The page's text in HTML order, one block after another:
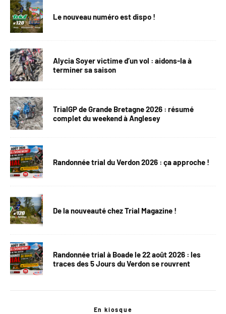
Le nouveau numéro est dispo !
Alycia Soyer victime d’un vol : aidons-la à
terminer sa saison
TrialGP de Grande Bretagne 2026 : résumé
complet du weekend à Anglesey
Randonnée trial du Verdon 2026 : ça approche !
De la nouveauté chez Trial Magazine !
Randonnée trial à Boade le 22 août 2026 : les
traces des 5 Jours du Verdon se rouvrent
En kiosque